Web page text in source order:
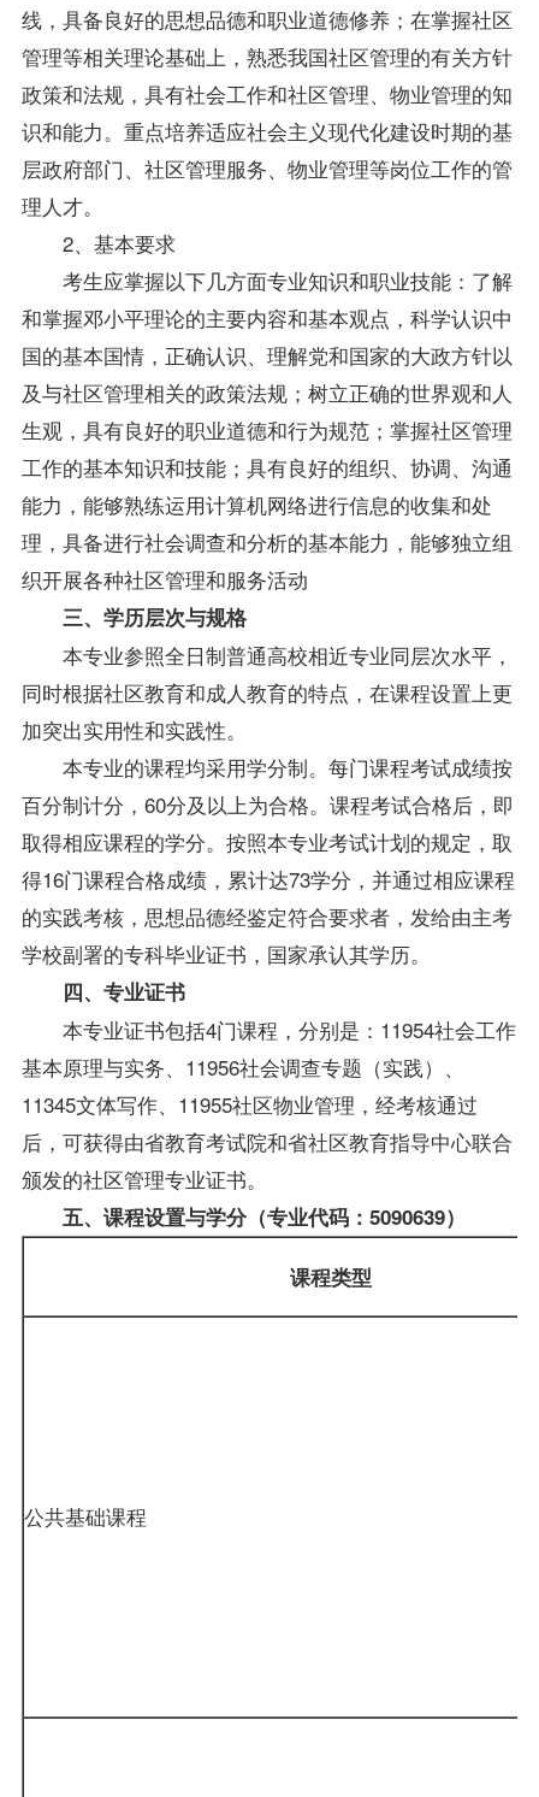
线，具备良好的思想品德和职业道德修养；在掌握社区
管理等相关理论基础上，熟悉我国社区管理的有关方针
政策和法规，具有社会工作和社区管理、物业管理的知
识和能力。重点培养适应社会主义现代化建设时期的基
层政府部门、社区管理服务、物业管理等岗位工作的管
理人才。
2、基本要求
考生应掌握以下几方面专业知识和职业技能：了解
和掌握邓小平理论的主要内容和基本观点，科学认识中
国的基本国情，正确认识、理解党和国家的大政方针以
及与社区管理相关的政策法规；树立正确的世界观和人
生观，具有良好的职业道德和行为规范；掌握社区管理
工作的基本知识和技能；具有良好的组织、协调、沟通
能力，能够熟练运用计算机网络进行信息的收集和处
理，具备进行社会调查和分析的基本能力，能够独立组
织开展各种社区管理和服务活动
三、学历层次与规格
本专业参照全日制普通高校相近专业同层次水平，
同时根据社区教育和成人教育的特点，在课程设置上更
加突出实用性和实践性。
本专业的课程均采用学分制。每门课程考试成绩按
百分制计分，60分及以上为合格。课程考试合格后，即
取得相应课程的学分。按照本专业考试计划的规定，取
得16门课程合格成绩，累计达73学分，并通过相应课程
的实践考核，思想品德经鉴定符合要求者，发给由主考
学校副署的专科毕业证书，国家承认其学历。
四、专业证书
本专业证书包括4门课程，分别是：11954社会工作
基本原理与实务、11956社会调查专题（实践）、
11345文体写作、11955社区物业管理，经考核通过
后，可获得由省教育考试院和省社区教育指导中心联合
颁发的社区管理专业证书。
五、课程设置与学分（专业代码：5090639）
课程类型
公共基础课程